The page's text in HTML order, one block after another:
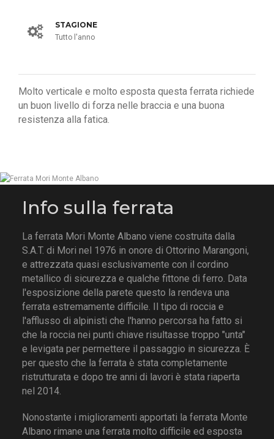
STAGIONE
Tutto l'anno
Molto verticale e molto esposta questa ferrata richiede
un buon livello di forza nelle braccia e una buona
resistenza alla fatica.
Info sulla ferrata
La ferrata Mori Monte Albano viene costruita dalla
S.A.T. di Mori nel 1976 in onore di Ottorino Marangoni,
e attrezzata quasi esclusivamente con il cordino
metallico di sicurezza e qualche fittone di ferro. Data
l'esposizione della parete questo la rendeva una
ferrata estremamente difficile. Il tipo di roccia e
l'afflusso di alpinisti che l'hanno percorsa ha fatto si
che la roccia nei punti chiave risultasse troppo "unta"
e levigata per permettere il passaggio in sicurezza. È
per questo che la ferrata è stata completamente
ristrutturata e dopo tre anni di lavori è stata riaperta
nel 2014.
Nonostante i miglioramenti apportati la ferrata Monte
Albano rimane una ferrata molto difficile ed esposta